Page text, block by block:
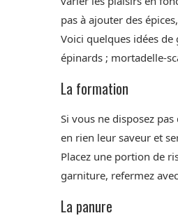
pas à ajouter des
Voici quelques idées
épinards ; mortadelle-
La formation
Si vous ne disposez
en rien leur saveur et
Placez une portion de
garniture, refermez
La panure